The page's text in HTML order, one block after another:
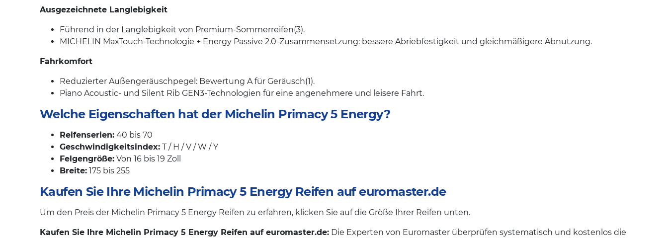
Ausgezeichnete Langlebigkeit
Führend in der Langlebigkeit von Premium-Sommerreifen(3).
MICHELIN MaxTouch-Technologie + Energy Passive 2.0-Zusammensetzung: bessere Abriebfestigkeit und gleichmäßigere Abnutzung.
Fahrkomfort
Reduzierter Außengeräuschpegel: Bewertung A für Geräusch(1).
Piano Acoustic- und Silent Rib GEN3-Technologien für eine angenehmere und leisere Fahrt.
Welche Eigenschaften hat der Michelin Primacy 5 Energy?
Reifenserien: 40 bis 70
Geschwindigkeitsindex: T / H / V / W / Y
Felgengröße: Von 16 bis 19 Zoll
Breite: 175 bis 255
Kaufen Sie Ihre Michelin Primacy 5 Energy Reifen auf euromaster.de
Um den Preis der Michelin Primacy 5 Energy Reifen zu erfahren, klicken Sie auf die Größe Ihrer Reifen unten.
Kaufen Sie Ihre Michelin Primacy 5 Energy Reifen auf euromaster.de: Die Experten von Euromaster überprüfen systematisch und kostenlos die